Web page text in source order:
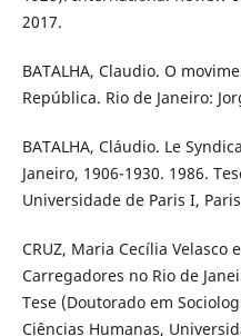
2017.
BATALHA, Claudio. O
República. Rio de Janeiro:
BATALHA, Cláudio. Le
Janeiro, 1906-1930. 1986.
Universidade de Paris I,
CRUZ, Maria Cecília Velasco
Carregadores no Rio de
Tese (Doutorado em
Ciências Humanas,